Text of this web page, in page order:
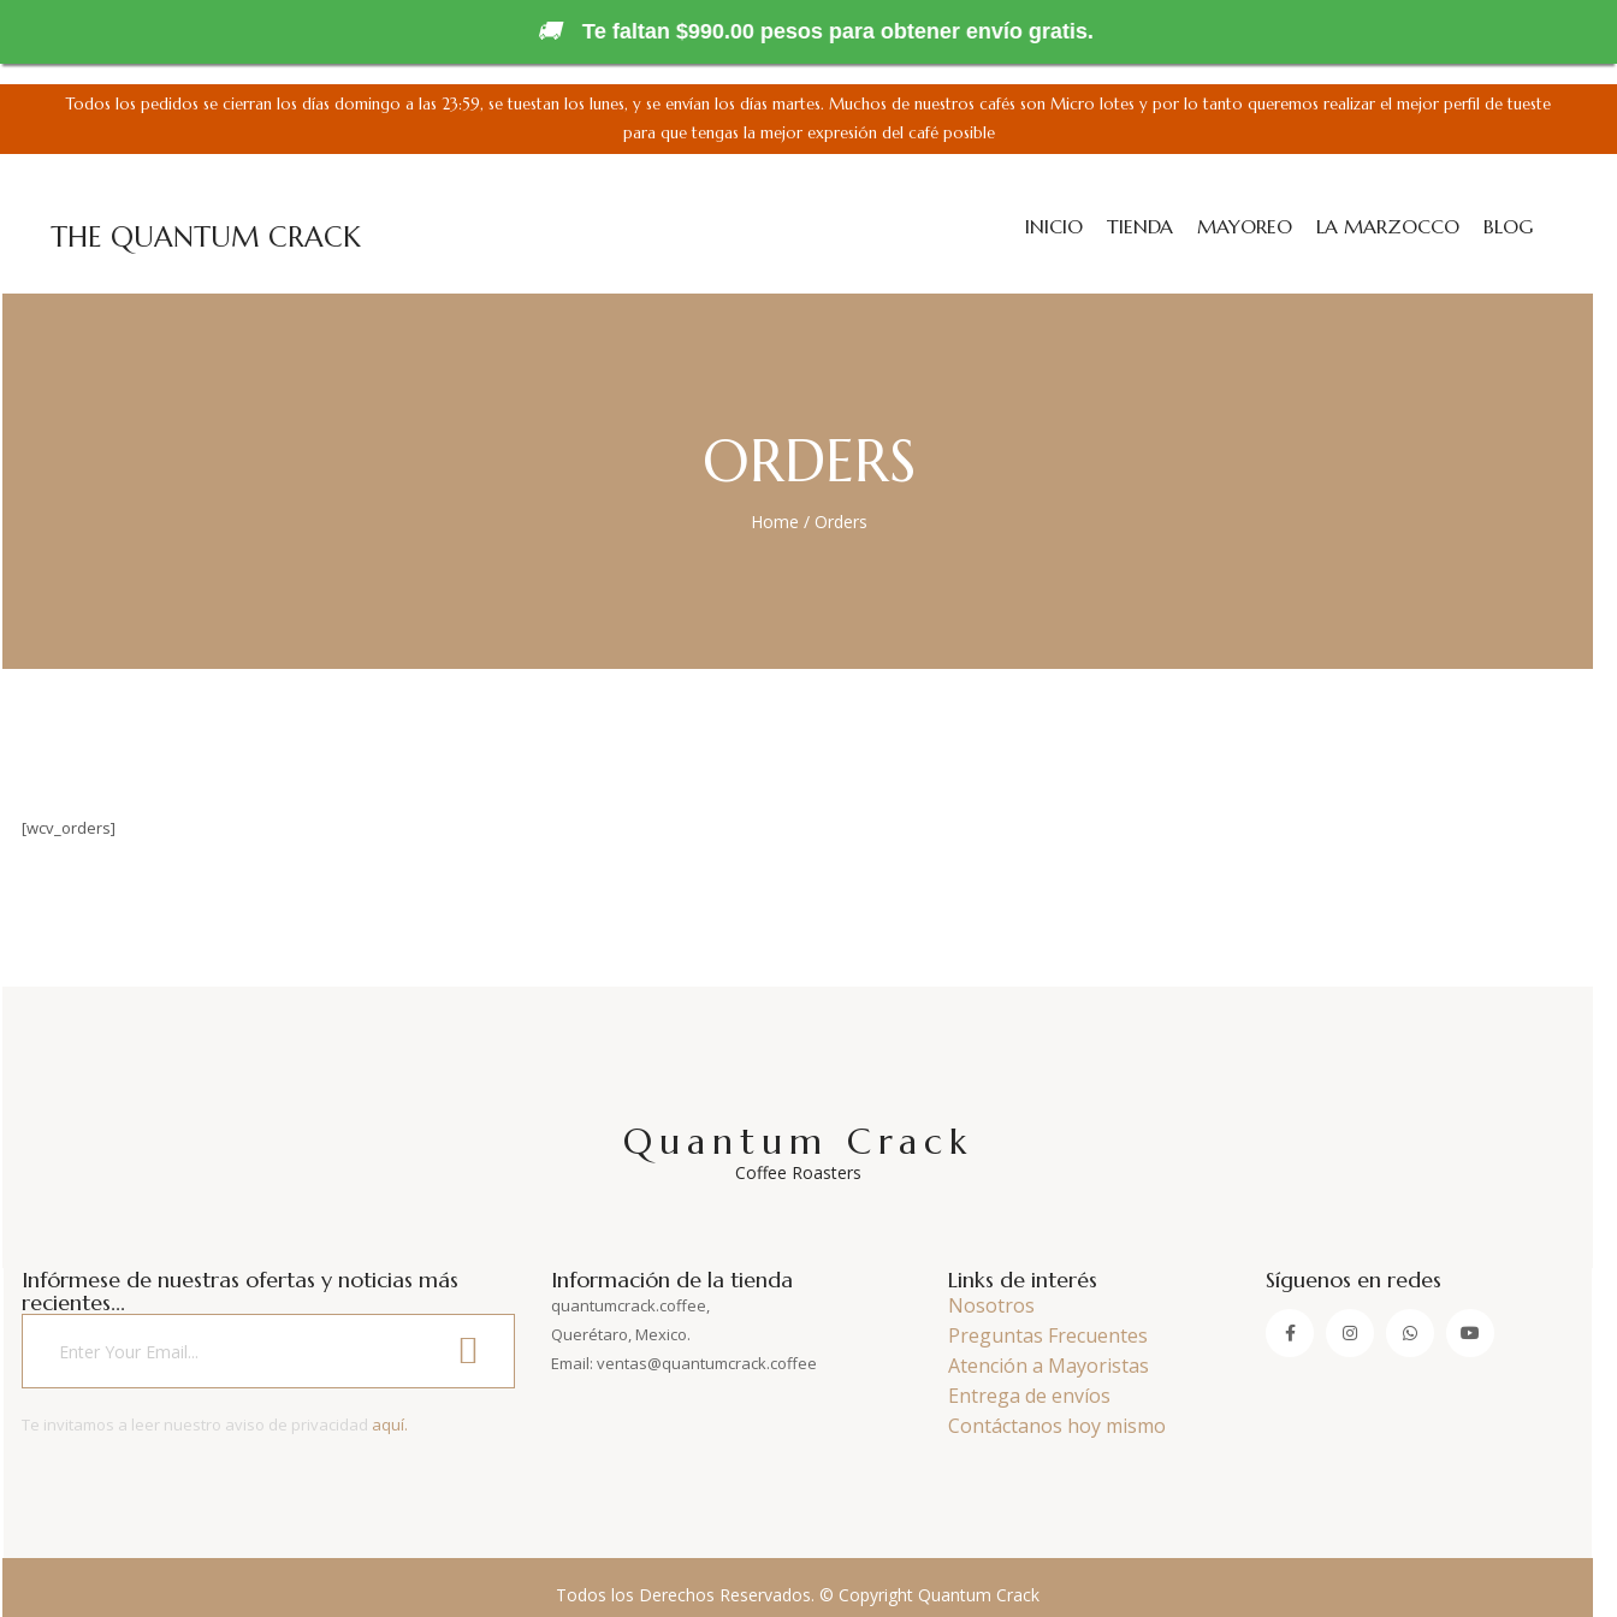
Todos los pedidos se cierran los días domingo a las 23:59, se tuestan los lunes, y se envían los días martes. Muchos de nuestros cafés son Micro lotes y por lo tanto queremos realizar el mejor perfil de tueste
para que tengas la mejor expresión del café posible
THE QUANTUM CRACK INICIO TIENDA MAYOREO LA MARZOCCO BLOG
ORDERS
Home / Orders
[wcv_orders]
Quantum Crack
Coffee Roasters
Infórmese de nuestras ofertas y noticias más
recientes...
Te invitamos a leer nuestro aviso de privacidad aquí.
Información de la tienda
quantumcrack.coffee,
Querétaro, Mexico.
Email: ventas@quantumcrack.coffee
Links de interés
Nosotros
Preguntas Frecuentes
Atención a Mayoristas
Entrega de envíos
Contáctanos hoy mismo
Síguenos en redes
Todos los Derechos Reservados. © Copyright Quantum Crack
🚚 Te faltan $990.00 pesos para obtener envío gratis.